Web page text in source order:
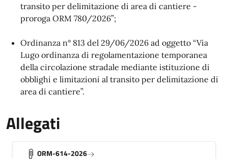
transito per delimitazione di area di cantiere -
proroga ORM 780/2026”;
Ordinanza n° 813 del 29/06/2026 ad oggetto “Via
Lugo ordinanza di regolamentazione temporanea
della circolazione stradale mediante istituzione di
obblighi e limitazioni al transito per delimitazione di
area di cantiere”.
Allegati
ORM-614-2026